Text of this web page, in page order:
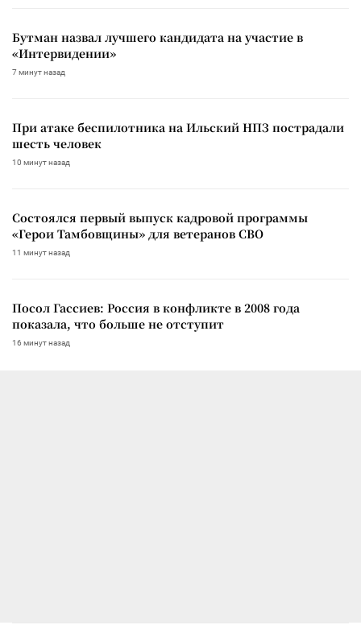
Бутман назвал лучшего кандидата на участие в
«Интервидении»
7 минут назад
При атаке беспилотника на Ильский НПЗ пострадали
шесть человек
10 минут назад
Состоялся первый выпуск кадровой программы
«Герои Тамбовщины» для ветеранов СВО
11 минут назад
Посол Гассиев: Россия в конфликте в 2008 года
показала, что больше не отступит
16 минут назад